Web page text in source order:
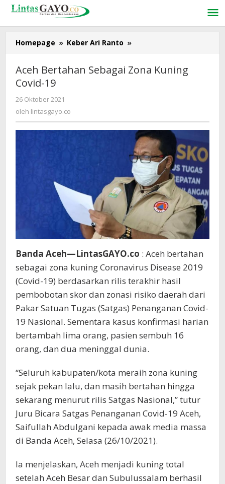
Lewati
konten
Homepage » Keber Ari Ranto »
Bertahan
Zona
Aceh Bertahan Sebagai Zona Kuning
Covid-19
26 Oktober 2021
lintasgayo.co
oleh lintasgayo.co
Banda Aceh—LintasGAYO.co : Aceh bertahan
sebagai zona kuning Coronavirus Disease 2019
(Covid-19) berdasarkan rilis terakhir hasil
pembobotan skor dan zonasi risiko daerah dari
Pakar Satuan Tugas (Satgas) Penanganan Covid-
19 Nasional. Sementara kasus konfirmasi harian
bertambah lima orang, pasien sembuh 16
orang, dan dua meninggal dunia.
“Seluruh kabupaten/kota meraih zona kuning
sejak pekan lalu, dan masih bertahan hingga
sekarang menurut rilis Satgas Nasional,” tutur
Juru Bicara Satgas Penanganan Covid-19 Aceh,
Saifullah Abdulgani kepada awak media massa
di Banda Aceh, Selasa (26/10/2021).
Ia menjelaskan, Aceh menjadi kuning total
setelah Aceh Besar dan Subulussalam berhasil